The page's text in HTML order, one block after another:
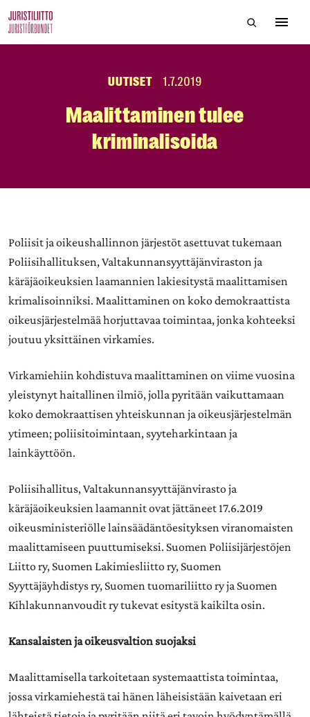
to
Hae
UUTISET 1.7.2019
Maalittaminen tulee
kriminalisoida
Poliisit ja oikeushallinnon järjestöt asettuvat tukemaan
Poliisihallituksen, Valtakunnansyyttäjänviraston ja
käräjäoikeuksien laamannien lakiesitystä maalittamisen
krimalisoinniksi. Maalittaminen on koko demokraattista
oikeusjärjestelmää horjuttavaa toimintaa, jonka kohteeksi
joutuu yksittäinen virkamies.
Virkamiehiin kohdistuva maalittaminen on viime vuosina
yleistynyt haitallinen ilmiö, jolla pyritään vaikuttamaan
koko demokraattisen yhteiskunnan ja oikeusjärjestelmän
ytimeen; poliisitoimintaan, syyteharkintaan ja
lainkäyttöön.
Poliisihallitus, Valtakunnansyyttäjänvirasto ja
käräjäoikeuksien laamannit ovat jättäneet 17.6.2019
oikeusministeriölle lainsäädäntöesityksen viranomaisten
maalittamiseen puuttumiseksi. Suomen Poliisijärjestöjen
Liitto ry, Suomen Lakimiesliitto ry, Suomen
Syyttäjäyhdistys ry, Suomen tuomariliitto ry ja Suomen
Kihlakunnanvoudit ry tukevat esitystä kaikilta osin.
Kansalaisten ja oikeusvaltion suojaksi
Maalittamisella tarkoitetaan systemaattista toimintaa,
jossa virkamiehestä tai hänen läheisistään kaivetaan eri